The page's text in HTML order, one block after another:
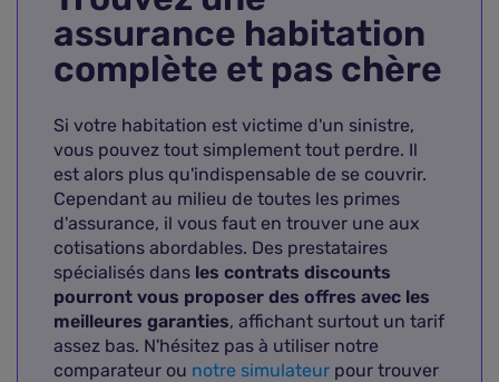
assurance habitation
complète et pas chère
Si votre habitation est victime d'un sinistre,
vous pouvez tout simplement tout perdre. Il
est alors plus qu'indispensable de se couvrir.
Cependant au milieu de toutes les primes
d'assurance, il vous faut en trouver une aux
cotisations abordables. Des prestataires
spécialisés dans les contrats discounts
pourront vous proposer des offres avec les
meilleures garanties, affichant surtout un tarif
assez bas. N'hésitez pas à utiliser notre
comparateur ou notre simulateur pour trouver